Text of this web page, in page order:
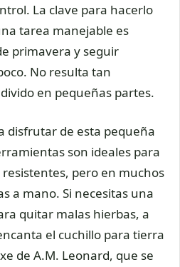
La clave para hacerlo
tarea manejable es
primavera y seguir
No resulta tan
en pequeñas partes.
disfrutar de esta pequeña
son ideales para
pero en muchos
a mano. Si necesitas una
quitar malas hierbas, a
el cuchillo para tierra
de A.M. Leonard, que se